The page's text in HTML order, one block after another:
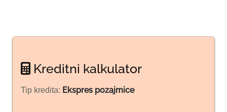
Kreditni kalkulator
Tip kredita: Ekspres pozajmice